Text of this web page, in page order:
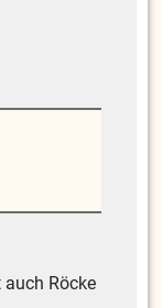
Röcke